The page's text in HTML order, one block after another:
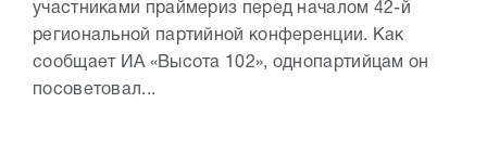
участниками праймериз перед началом 42-й
региональной партийной конференции. Как
сообщает ИА «Высота 102», однопартийцам он
посоветовал...